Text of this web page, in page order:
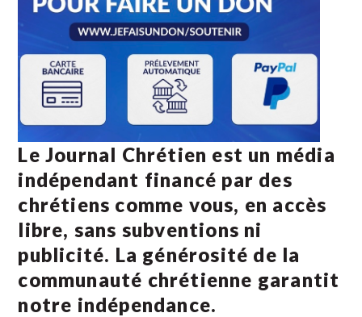
Le Journal Chrétien est un média
indépendant financé par des
chrétiens comme vous, en accès
libre, sans subventions ni
publicité. La générosité de la
communauté chrétienne garantit
notre indépendance.